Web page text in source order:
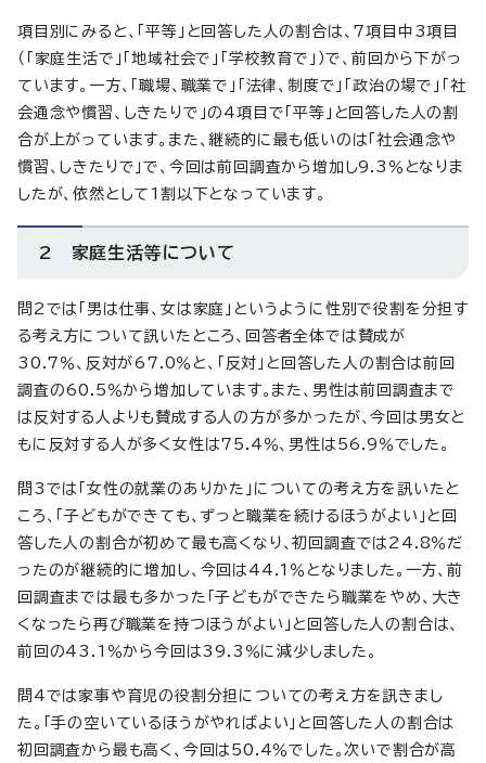
項目別にみると、「平等」と回答した人の割合は、7項目中3項目
（「家庭生活で」「地域社会で」「学校教育で」）で、前回から下がっ
ています。一方、「職場、職業で」「法律、制度で」「政治の場で」「社
会通念や慣習、しきたりで」の4項目で「平等」と回答した人の割
合が上がっています。また、継続的に最も低いのは「社会通念や
慣習、しきたりで」で、今回は前回調査から増加し9.3％となりま
したが、依然として1割以下となっています。
2 家庭生活等について
問2では「男は仕事、女は家庭」というように性別で役割を分担す
る考え方について訊いたところ、回答者全体では賛成が
30.7％、反対が67.0％と、「反対」と回答した人の割合は前回
調査の60.5％から増加しています。また、男性は前回調査まで
は反対する人よりも賛成する人の方が多かったが、今回は男女と
もに反対する人が多く女性は75.4％、男性は56.9％でした。
問3では「女性の就業のありかた」についての考え方を訊いたと
ころ、「子どもができても、ずっと職業を続けるほうがよい」と回
答した人の割合が初めて最も高くなり、初回調査では24.8％だ
ったのが継続的に増加し、今回は44.1％となりました。一方、前
回調査までは最も多かった「子どもができたら職業をやめ、大き
くなったら再び職業を持つほうがよい」と回答した人の割合は、
前回の43.1％から今回は39.3％に減少しました。
問4では家事や育児の役割分担についての考え方を訊きまし
た。「手の空いているほうがやればよい」と回答した人の割合は
初回調査から最も高く、今回は50.4％でした。次いで割合が高